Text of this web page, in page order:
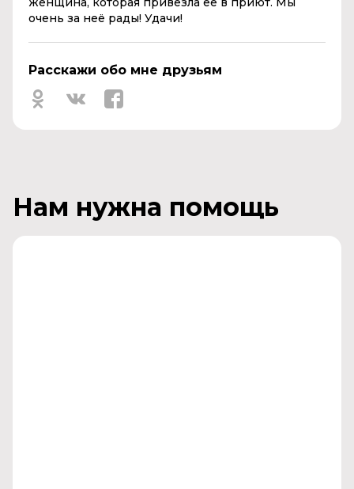
очень за неё рады! Удачи!
Расскажи обо мне друзьям
Нам нужна помощь